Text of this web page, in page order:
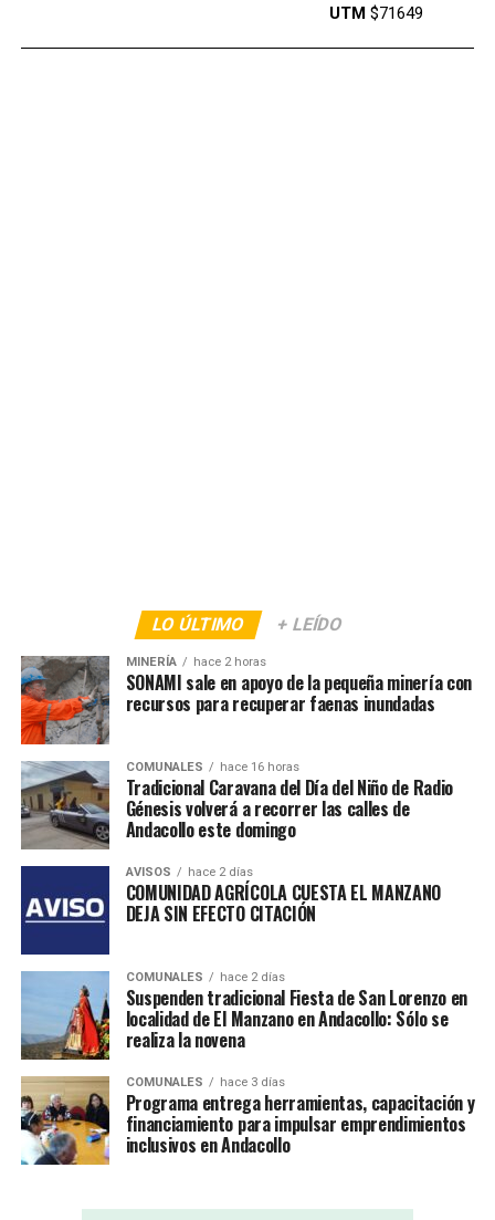
UTM $71649
LO ÚLTIMO + LEÍDO
MINERÍA hace 2 horas
SONAMI sale en apoyo de la pequeña minería con
recursos para recuperar faenas inundadas
COMUNALES hace 16 horas
Tradicional Caravana del Día del Niño de Radio
Génesis volverá a recorrer las calles de
Andacollo este domingo
AVISOS hace 2 días
COMUNIDAD AGRÍCOLA CUESTA EL MANZANO
DEJA SIN EFECTO CITACIÓN
COMUNALES hace 2 días
Suspenden tradicional Fiesta de San Lorenzo en
localidad de El Manzano en Andacollo: Sólo se
realiza la novena
COMUNALES hace 3 días
Programa entrega herramientas, capacitación y
financiamiento para impulsar emprendimientos
inclusivos en Andacollo